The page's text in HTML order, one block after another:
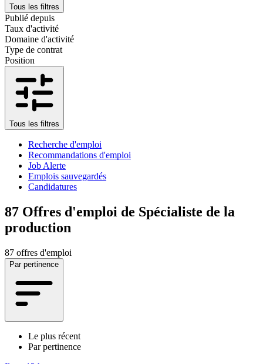
Tous les filtres
Publié depuis
Taux d'activité
Domaine d'activité
Type de contrat
Position
Tous les filtres
Recherche d'emploi
Recommandations d'emploi
Job Alerte
Emplois sauvegardés
Candidatures
87 Offres d'emploi de Spécialiste de la
production
87 offres d'emploi
Par pertinence
Le plus récent
Par pertinence